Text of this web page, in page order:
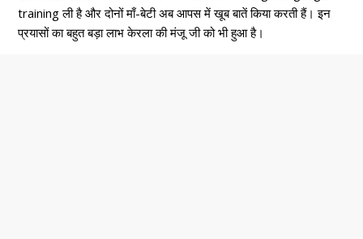
training ली है और दोनों माँ-बेटी अब आपस में खूब बातें किया करती हैं। इन
प्रयासों का बहुत बड़ा लाभ केरला की मंजू जी को भी हुआ है।